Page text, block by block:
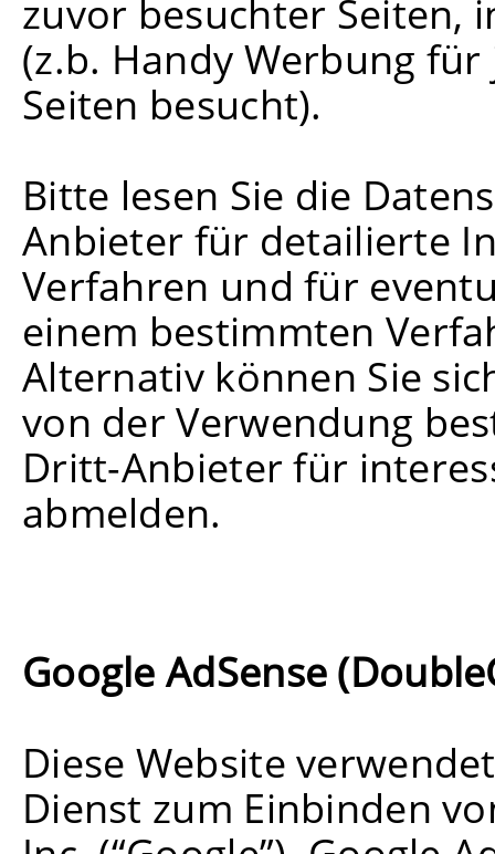
zuvor besuchter Seiten,
(z.b. Handy Werbung
Seiten besucht).
Bitte lesen Sie die
Anbieter für detailierte
Verfahren und für
einem bestimmten
Alternativ können Sie
von der Verwendung
Dritt-Anbieter für
abmelden.
Google AdSense
Diese Website
Dienst zum Einbinden